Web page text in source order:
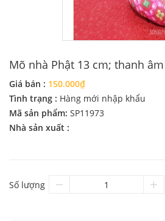
Mõ nhà Phật 13 cm; thanh
Giá bán : 150.000₫
Tình trạng : Hàng mới nhập khẩu
Mã sản phẩm: SP11973
Nhà sản xuất :
Số lượng